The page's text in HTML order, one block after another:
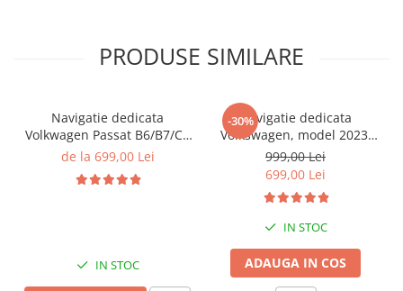
PRODUSE SIMILARE
Navigatie dedicata
Volkwagen Passat B6/B7/CC
Gri, 4GB RAM 64GB ROM,
Display QLED 10", DSP,
de la 699,00 Lei
IN STOC
-30%Navigatie dedicata
Volkswagen, model 2023,
4GB RAM 64GB ROM,
Quadcore, Android 14,
Carplay&Android Auto,
Suport camere AHD
999,00 Lei
699,00 Lei
IN STOC
ADAUGA IN COS